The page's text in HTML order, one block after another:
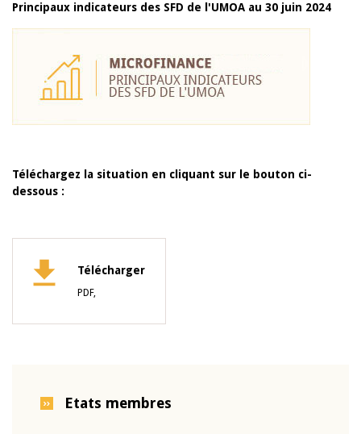
Principaux indicateurs des SFD de l'UMOA au 30 juin 2024
Téléchargez la situation en cliquant sur le bouton ci-
dessous :
Télécharger
PDF,
Etats membres